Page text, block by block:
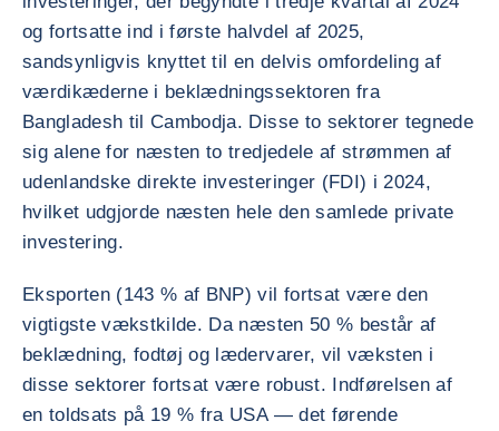
og fortsatte ind i første halvdel af 2025,
sandsynligvis knyttet til en delvis omfordeling af
værdikæderne i beklædningssektoren fra
Bangladesh til Cambodja. Disse to sektorer tegnede
sig alene for næsten to tredjedele af strømmen af
udenlandske direkte investeringer (FDI) i 2024,
hvilket udgjorde næsten hele den samlede private
investering.
Eksporten (143 % af BNP) vil fortsat være den
vigtigste vækstkilde. Da næsten 50 % består af
beklædning, fodtøj og lædervarer, vil væksten i
disse sektorer fortsat være robust. Indførelsen af
en toldsats på 19 % fra USA — det førende